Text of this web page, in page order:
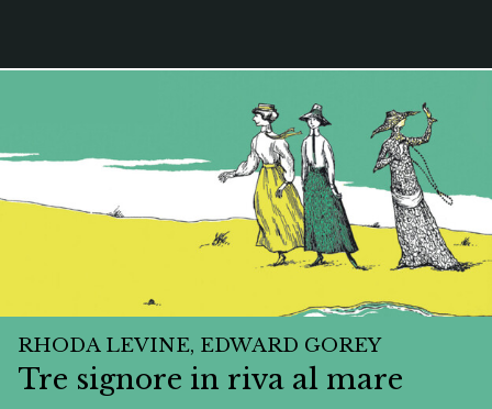
RHODA LEVINE, EDWARD GOREY
Tre signore in riva al mare